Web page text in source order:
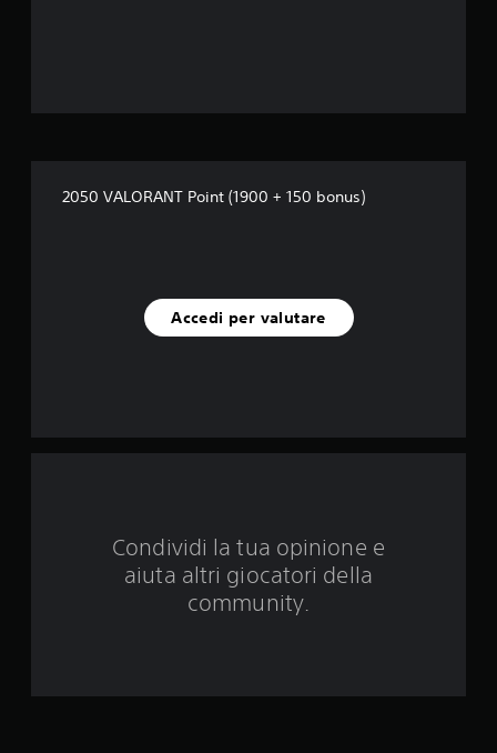
l
e
u
2050 VALORANT Point (1900 + 150 bonus)
Accedi per valutare
Condividi la tua opinione e
aiuta altri giocatori della
community.